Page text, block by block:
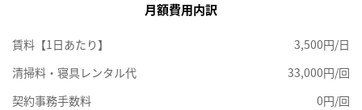
月額費用内訳
賃料【1日あたり】
3,500円/日
清掃料・寝具レンタル代
33,000円/回
契約事務手数料
0円/回